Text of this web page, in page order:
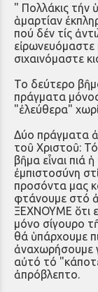
" Πολλάκις τήν
ἁμαρτίαν
πού δέν τίς
σιχαινόμαστε
Το δεύτερο
πράγματα
"ἐλεύθερα"
Δύο πράγματα
τοῦ Χριστοῦ:
βῆμα εἶναι πιά
ἐμπιστοσύνη
προσόντα μας
φτάνουμε στό
ΞΕΧΝΟΥΜΕ ὅτι
μόνο σίγουρο
θά ὑπάρχουμε
ἀναχωρήσουμε
αὐτό τό
ἀπρόβλεπτο.